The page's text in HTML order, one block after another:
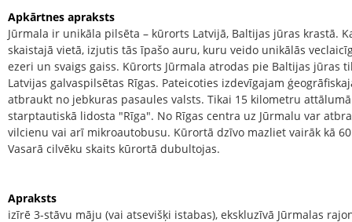
Apkārtnes apraksts
Jūrmala ir unikāla pilsēta – kūrorts Latvijā, Baltijas jūras krastā.
skaistajā vietā, izjutis tās īpašo auru, kuru veido unikālās
ezeri un svaigs gaiss. Kūrorts Jūrmala atrodas pie Baltijas jūras
Latvijas galvaspilsētas Rīgas. Pateicoties izdevīgajam
atbraukt no jebkuras pasaules valsts. Tikai 15 kilometru
starptautiskā lidosta "Rīga". No Rīgas centra uz Jūrmalu var
vilcienu vai arī mikroautobusu. Kūrortā dzīvo mazliet vairāk kā
Vasarā cilvēku skaits kūrortā dubultojas.
Apraksts
izīrē 3-stāvu māju (vai atsevišķi istabas), ekskluzīvā Jūrmalas